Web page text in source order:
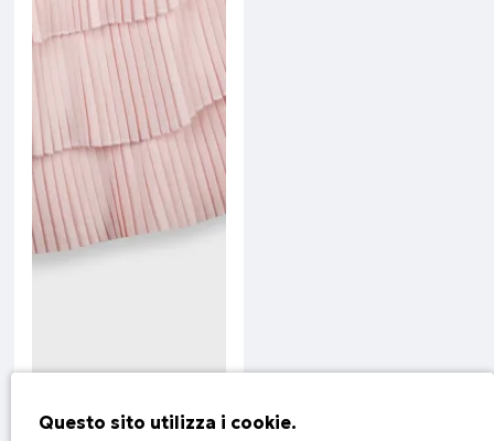
Questo sito utilizza i cookie.